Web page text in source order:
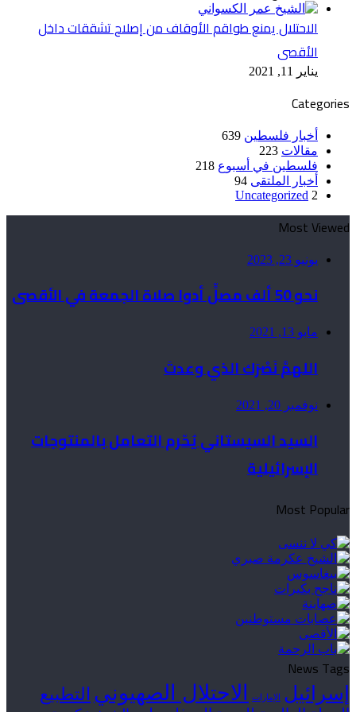
الاحتلال يمنع طواقم الأوقاف من إصلاح تشققات داخل
الأقصى
يناير 11, 2021
Categories
أخبار فلسطين 639
مقالات 223
فلسطين في أسبوع 218
أخبار الملتقى 94
Uncategorized 2
Most Viewed
يونيو 23, 2023
نحو 50 ألف مصلٍّ أدوا صلاة الجمعة في الأقصى
مايو 13, 2021
اللهمَّ نَصْرَك الذي وعدتَ
نوفمبر 20, 2021
السيد السيستاني يُحّرم التعامل بالمنتوجات
الإسرائيلية
Most Popular
News Tags
إسرائيل الإمارات الاحتلال الصهيوني التطبيع